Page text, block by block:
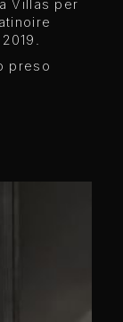
Villas per
preso